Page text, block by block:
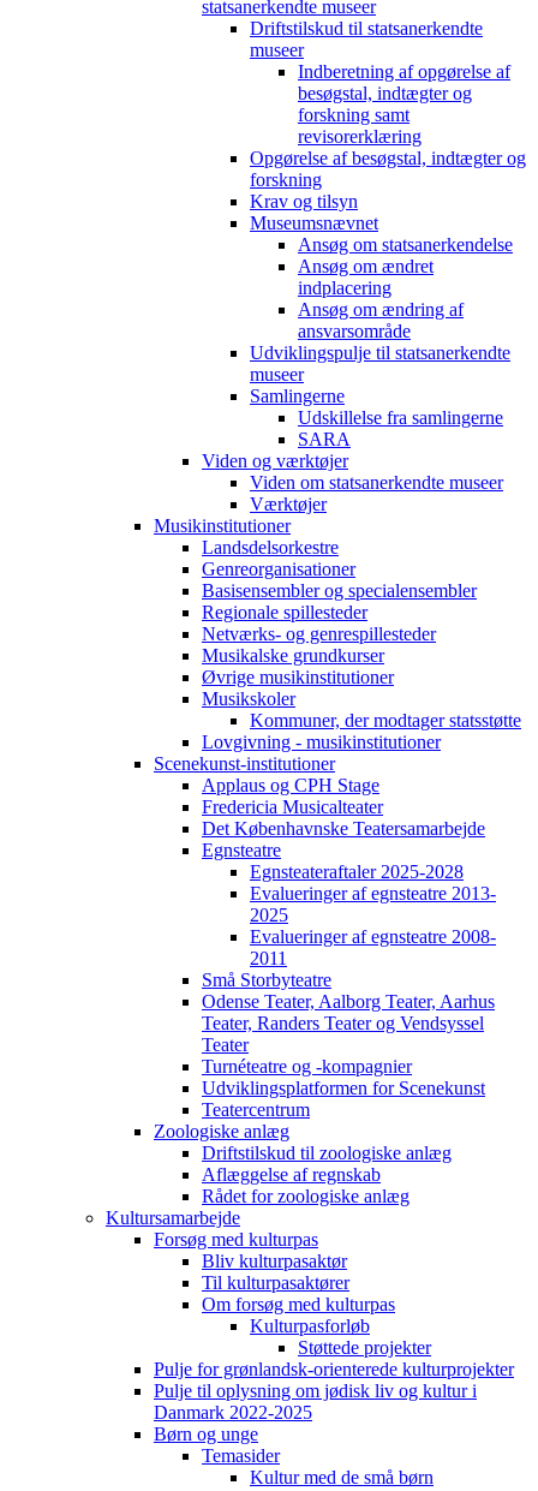
statsanerkendte museer
Driftstilskud til statsanerkendte
museer
Indberetning af opgørelse af
besøgstal, indtægter og
forskning samt
revisorerklæring
Opgørelse af besøgstal, indtægter og
forskning
Krav og tilsyn
Museumsnævnet
Ansøg om statsanerkendelse
Ansøg om ændret
indplacering
Ansøg om ændring af
ansvarsområde
Udviklingspulje til statsanerkendte
museer
Samlingerne
Udskillelse fra samlingerne
SARA
Viden og værktøjer
Viden om statsanerkendte museer
Værktøjer
Musikinstitutioner
Landsdelsorkestre
Genreorganisationer
Basisensembler og specialensembler
Regionale spillesteder
Netværks- og genrespillesteder
Musikalske grundkurser
Øvrige musikinstitutioner
Musikskoler
Kommuner, der modtager statsstøtte
Lovgivning - musikinstitutioner
Scenekunst-institutioner
Applaus og CPH Stage
Fredericia Musicalteater
Det Københavnske Teatersamarbejde
Egnsteatre
Egnsteateraftaler 2025-2028
Evalueringer af egnsteatre 2013-
2025
Evalueringer af egnsteatre 2008-
2011
Små Storbyteatre
Odense Teater, Aalborg Teater, Aarhus
Teater, Randers Teater og Vendsyssel
Teater
Turnéteatre og -kompagnier
Udviklingsplatformen for Scenekunst
Teatercentrum
Zoologiske anlæg
Driftstilskud til zoologiske anlæg
Aflæggelse af regnskab
Rådet for zoologiske anlæg
Kultursamarbejde
Forsøg med kulturpas
Bliv kulturpasaktør
Til kulturpasaktører
Om forsøg med kulturpas
Kulturpasforløb
Støttede projekter
Pulje for grønlandsk-orienterede kulturprojekter
Pulje til oplysning om jødisk liv og kultur i
Danmark 2022-2025
Børn og unge
Temasider
Kultur med de små børn